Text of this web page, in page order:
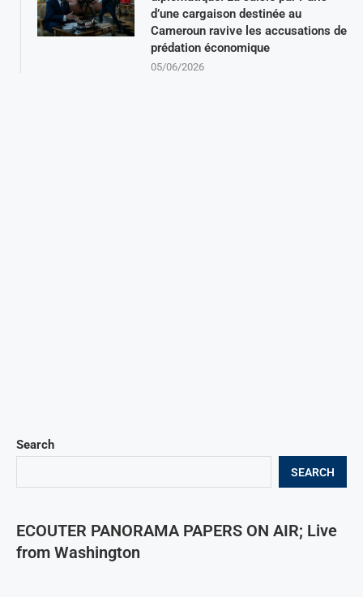
Search
SEARCH
ECOUTER PANORAMA PAPERS ON AIR; Live
from Washington
d’une cargaison destinée au
Cameroun ravive les accusations de
prédation économique
05/06/2026